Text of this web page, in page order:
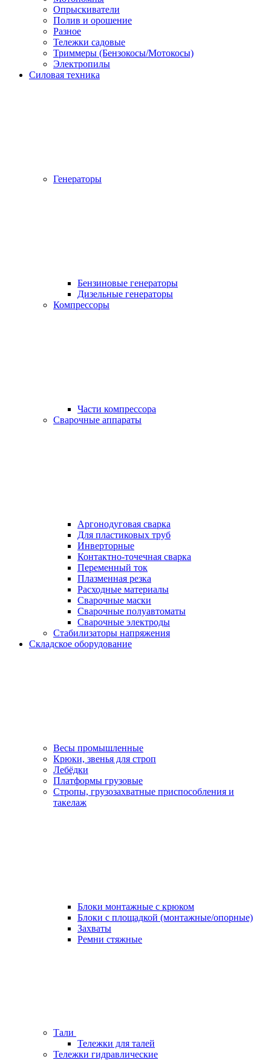
Опрыскиватели
Полив и орошение
Разное
Тележки садовые
Триммеры (Бензокосы/Мотокосы)
Электропилы
Силовая техника
Генераторы
Бензиновые генераторы
Дизельные генераторы
Компрессоры
Части компрессора
Сварочные аппараты
Аргонодуговая сварка
Для пластиковых труб
Инверторные
Контактно-точечная сварка
Переменный ток
Плазменная резка
Расходные материалы
Сварочные маски
Сварочные полуавтоматы
Сварочные электроды
Стабилизаторы напряжения
Складское оборудование
Весы промышленные
Крюки, звенья для строп
Лебёдки
Платформы грузовые
Стропы, грузозахватные приспособления и
такелаж
Блоки монтажные с крюком
Блоки с площадкой (монтажные/опорные)
Захваты
Ремни стяжные
Тали
Тележки для талей
Тележки гидравлические